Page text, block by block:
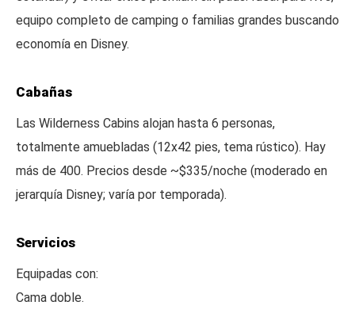
equipo completo de camping o familias grandes buscando
economía en Disney.
Cabañas
Las Wilderness Cabins alojan hasta 6 personas,
totalmente amuebladas (12x42 pies, tema rústico). Hay
más de 400. Precios desde ~$335/noche (moderado en
jerarquía Disney; varía por temporada).
Servicios
Equipadas con:
Cama doble.